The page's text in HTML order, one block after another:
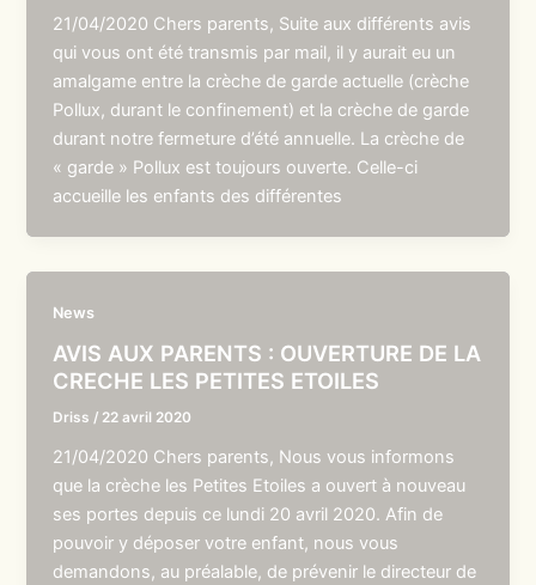
21/04/2020 Chers parents, Suite aux différents avis
qui vous ont été transmis par mail, il y aurait eu un
amalgame entre la crèche de garde actuelle (crèche
Pollux, durant le confinement) et la crèche de garde
durant notre fermeture d’été annuelle. La crèche de
« garde » Pollux est toujours ouverte. Celle-ci
accueille les enfants des différentes
News
AVIS AUX PARENTS : OUVERTURE DE LA
CRECHE LES PETITES ETOILES
Driss / 22 avril 2020
21/04/2020 Chers parents, Nous vous informons
que la crèche les Petites Etoiles a ouvert à nouveau
ses portes depuis ce lundi 20 avril 2020. Afin de
pouvoir y déposer votre enfant, nous vous
demandons, au préalable, de prévenir le directeur de